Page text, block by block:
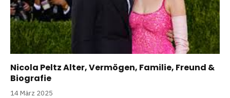
Nicola Peltz Alter, Vermögen, Familie, Freund &
Biografie
14 März 2025